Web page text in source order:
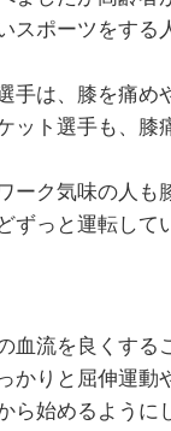
スポーツをする
は、膝を痛め
ット選手も、膝
ク気味の人も
ずっと運転して
流を良くする
かりと屈伸運動
ら始めるように